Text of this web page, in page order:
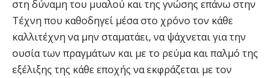
στη δύναμη του μυαλού και της γνώσης επάνω στην
Τέχνη που καθοδηγεί μέσα στο χρόνο τον κάθε
καλλιτέχνη να μην σταματάει, να ψάχνεται για την
ουσία των πραγμάτων και με το ρεύμα και παλμό της
εξέλιξης της κάθε εποχής να εκφράζεται με τον